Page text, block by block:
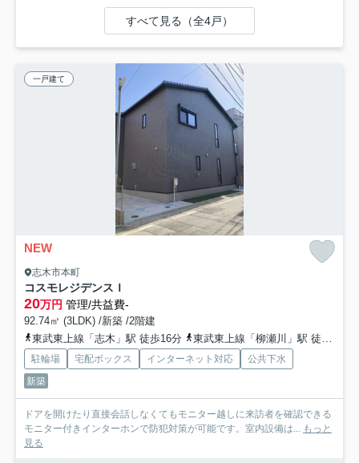
すべて見る（全4戸）
一戸建て
NEW
志木市本町
コスモレジデンスＩ
20万円 管理/共益費-
92.74㎡ (3LDK) /新築 /2階建
東武東上線「志木」駅 徒歩16分
東武東上線「柳瀬川」駅 徒歩23分
駐輪場 宅配ボックス インターネット対応
公共下水
新築
ドアを開けたり直接会話しなくてもモニター越しに来訪者を確認できる
モニター付きインターホンで防犯対策が可能です。室内設備は... もっと
見る